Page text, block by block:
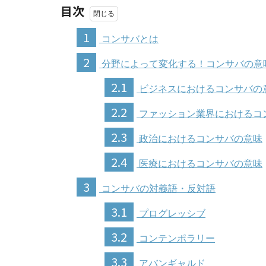
目次
1
コンサバとは
2 分野によって変化する！コンサバの意
2.1 ビジネスにおけるコンサバの
2.2 ファッション業界におけるコ
2.3 政治におけるコンサバの意味
2.4 医療におけるコンサバの意味
3 コンサバの対義語・反対語
3.1 プログレッシブ
3.2 コンテンポラリー
3.3 アバンギャルド